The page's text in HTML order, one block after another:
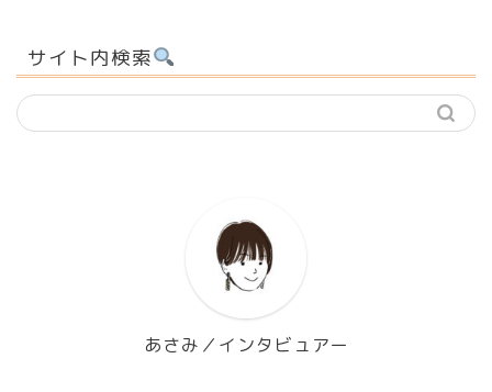
サイト内検索
あさみ／インタビュアー